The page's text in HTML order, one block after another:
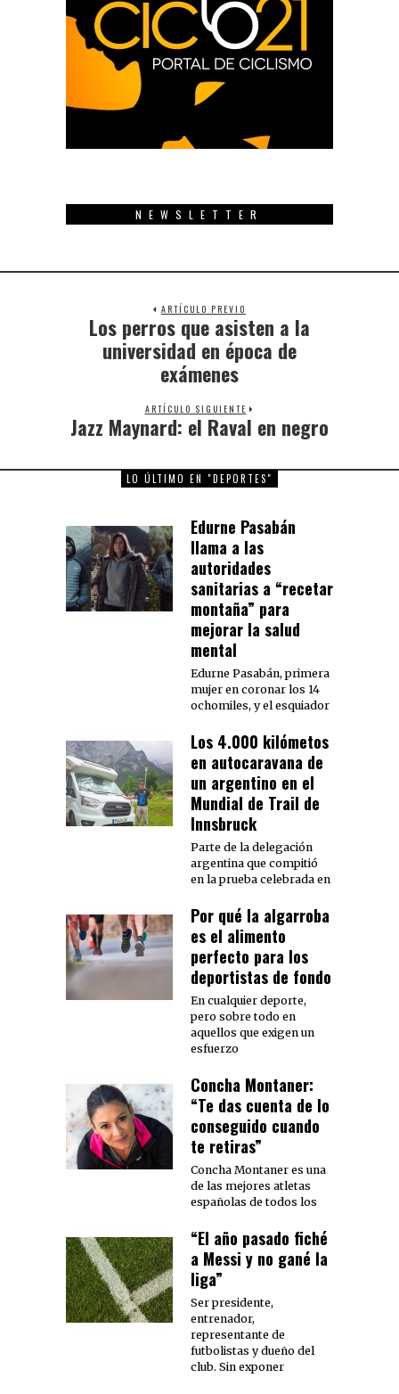
NEWSLETTER
ARTÍCULO PREVIO
Previous
Los perros que asisten a la
universidad en época de
exámenes
ARTÍCULO SIGUIENTE
Next
Jazz Maynard: el Raval en negro
LO ÚLTIMO EN "DEPORTES"
Edurne Pasabán
llama a las
autoridades
sanitarias a “recetar
montaña” para
mejorar la salud
mental
Edurne Pasabán, primera
mujer en coronar los 14
ochomiles, y el esquiador
Los 4.000 kilómetos
en autocaravana de
un argentino en el
Mundial de Trail de
Innsbruck
Parte de la delegación
argentina que compitió
en la prueba celebrada en
Por qué la algarroba
es el alimento
perfecto para los
deportistas de fondo
En cualquier deporte,
pero sobre todo en
aquellos que exigen un
esfuerzo
Concha Montaner:
“Te das cuenta de lo
conseguido cuando
te retiras”
Concha Montaner es una
de las mejores atletas
españolas de todos los
“El año pasado fiché
a Messi y no gané la
liga”
Ser presidente,
entrenador,
representante de
futbolistas y dueño del
club. Sin exponer